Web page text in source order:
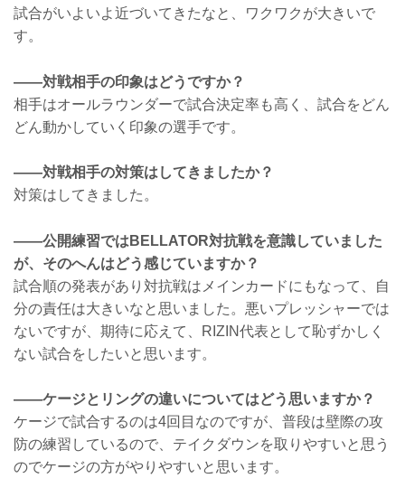
試合がいよいよ近づいてきたなと、ワクワクが大きいで
す。
——対戦相手の印象はどうですか？
相手はオールラウンダーで試合決定率も高く、試合をどん
どん動かしていく印象の選手です。
——対戦相手の対策はしてきましたか？
対策はしてきました。
——公開練習ではBELLATOR対抗戦を意識していました
が、そのへんはどう感じていますか？
試合順の発表があり対抗戦はメインカードにもなって、自
分の責任は大きいなと思いました。悪いプレッシャーでは
ないですが、期待に応えて、RIZIN代表として恥ずかしく
ない試合をしたいと思います。
——ケージとリングの違いについてはどう思いますか？
ケージで試合するのは4回目なのですが、普段は壁際の攻
防の練習しているので、テイクダウンを取りやすいと思う
のでケージの方がやりやすいと思います。